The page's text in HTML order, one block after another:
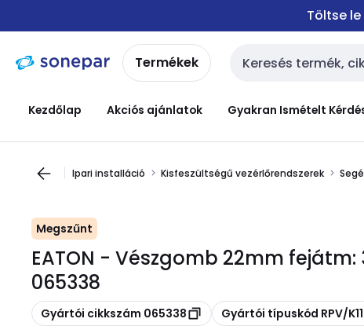
navigációhoztartalomra
Töltse
Termékek Keresési bemenet
Kezdőlap Akciós ajánlatok Gyakran Ismételt
Ipari installáció Kisfeszültségű vezérlőrendszerek
Megszűnt
EATON - Vészgomb 22mm fejátm:
065338
Másolás
Gyártói cikkszám 065338 Másolás
Gyártói típuskód RPV/K11